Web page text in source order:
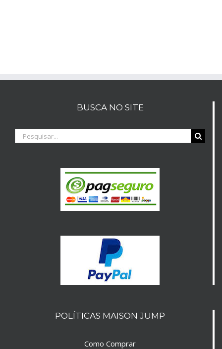
BUSCA NO SITE
Buscar
POLÍTICAS MAISON JUMP
Como Comprar